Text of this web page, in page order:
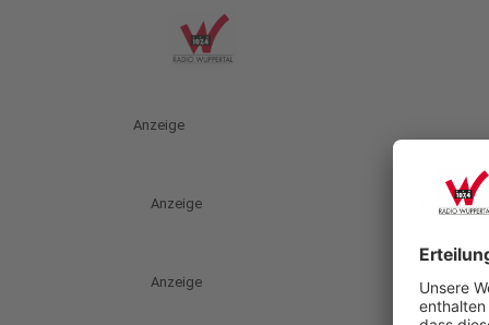
Anzeige
Anzeige
Anzeige